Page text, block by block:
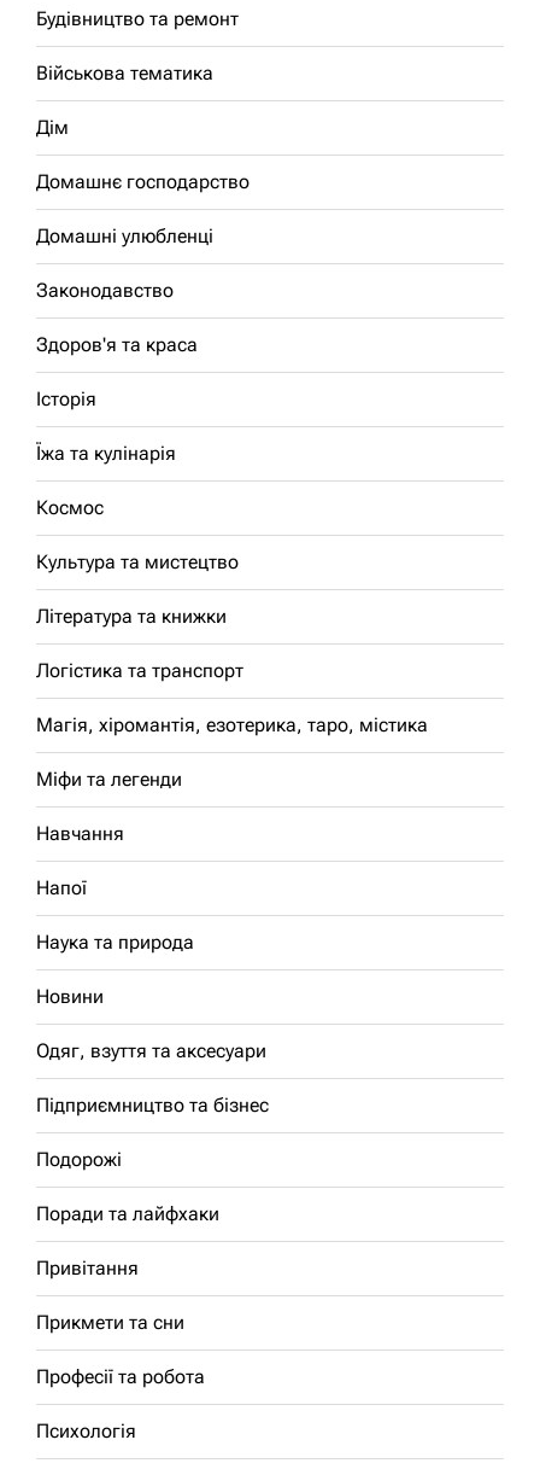
Будівництво та ремонт
Військова тематика
Дім
Домашнє господарство
Домашні улюбленці
Законодавство
Здоров'я та краса
Історія
Їжа та кулінарія
Космос
Культура та мистецтво
Література та книжки
Логістика та транспорт
Магія, хіромантія, езотерика, таро, містика
Міфи та легенди
Навчання
Напої
Наука та природа
Новини
Одяг, взуття та аксесуари
Підприємництво та бізнес
Подорожі
Поради та лайфхаки
Привітання
Прикмети та сни
Професії та робота
Психологія